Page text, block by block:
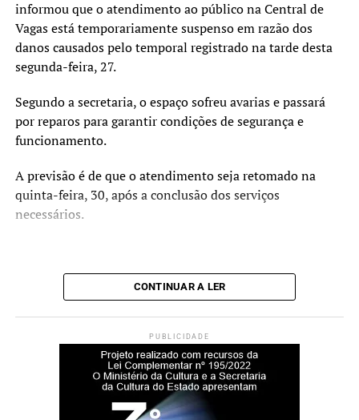
Com a assinatura do termo, Nova Santa Rita formalizou a
adesão ao programa.
O vice-prefeito Rodrigo Busato destacou que a obra deve
contribuir para as atividades desenvolvidas na escola.
“Essa intervenção vai muito
além da infraestrutura.
Estamos criando um
ambiente mais acolhedor,
acessível e adequado para o
desenvolvimento das
esportivas e de
convivência.”
A secretária municipal da Educação, Beth Colombo,
ressaltou a importância da estrutura para o cotidiano
informou que o atendimento ao público na Central de
Vagas está temporariamente suspenso em razão dos
danos causados pelo temporal registrado na tarde desta
segunda-feira, 27.
Segundo a secretaria, o espaço sofreu avarias e passará
por reparos para garantir condições de segurança e
funcionamento.
A previsão é de que o atendimento seja retomado na
quinta-feira, 30, após a conclusão dos serviços
necessários.
CONTINUAR A LER
PUBLICIDADE